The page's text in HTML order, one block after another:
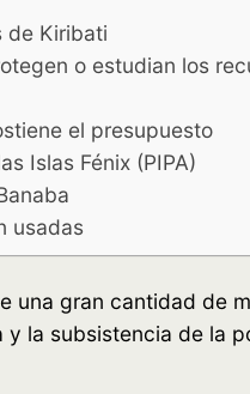
de Kiribati
o estudian los
el presupuesto
Islas Fénix (PIPA)
usadas
una gran cantidad de
y la subsistencia de la